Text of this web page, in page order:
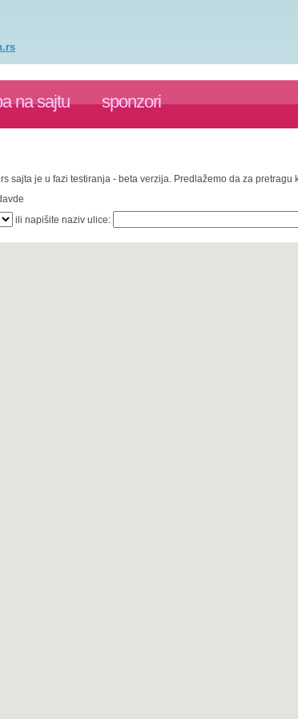
na sajtu sponzori
sajta je u fazi testiranja - beta verzija. Predlažemo da za
ili napišite naziv ulice: